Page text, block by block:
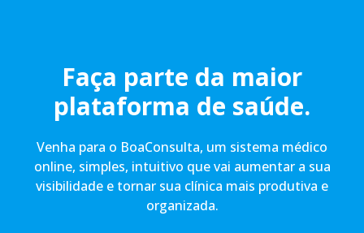
Faça parte da maior
plataforma de saúde.
Venha para o BoaConsulta, um sistema médico
online, simples, intuitivo que vai aumentar a sua
visibilidade e tornar sua clínica mais produtiva e
organizada.